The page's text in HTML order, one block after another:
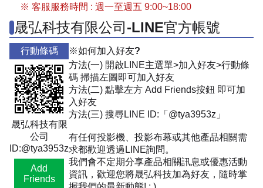
※ 客服服務時間 : 週一至週五 9:00~18:00
晟弘科技有限公司-LINE官方帳號
行動條碼
晟弘科技有限
公司
ID:@tya3953z
Add
Friends
※如何加入好友?
方法(一) 開啟LINE主選單>加入好友>行動條
碼 掃描左圖即可加入好友
方法(二) 點擊左方 Add Friends按鈕 即可加
入好友
方法(三) 搜尋LINE ID:「@tya3953z」
有任何投影機、投影布幕或其他產品相關需
求都歡迎透過LINE詢問。
我們會不定期分享產品相關訊息或優惠活動
資訊，歡迎您將晟弘科技加為好友，隨時掌